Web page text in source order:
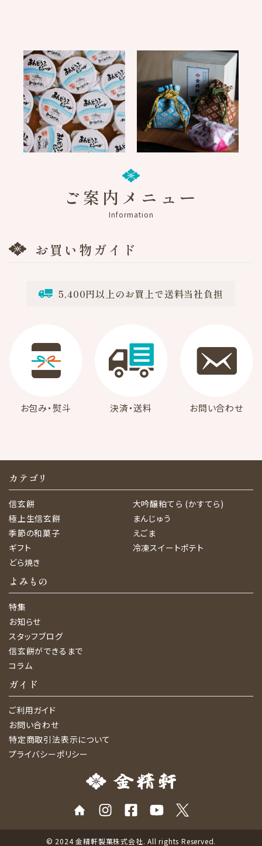
白州の名水が育む、夏の
涼菓「あんどうふピュー
ル」
2026.05.11
スタッフブログ
信玄餅専用甲州印伝巾着
への想い
2026.04.15
スタッフブログ
ご案内メニュー
Information
お買い物ガイド
5,400円以上のお買上で送料当社負担
お包み・熨斗 決済・送料 お問い合わせ
カテゴリ
信玄餅
極上生信玄餅
季節の和菓子
ギフト
どら焼き
大吟醸粕てら (かすてら)
まんじゅう
えごま
冷凍スイートポテト
よみもの
特集
お知らせ
スタッフブログ
信玄餅ができるまで
コラム
ガイド
ご利用ガイド
お問い合わせ
特定商取引法表示について
プライバシーポリシー
© 2024 金精軒製菓株式会社. All rights Reserved.